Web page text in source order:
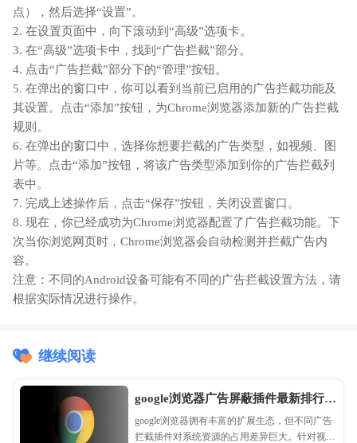
点），然后选择“设置”。
2. 在设置页面中，向下滚动到“高级”选项卡。
3. 在“高级”选项卡中，找到“广告拦截”部分。
4. 点击“广告拦截”部分下的“管理”按钮。
5. 在弹出的窗口中，你可以看到当前已启用的广告拦截功能及
其设置。点击“添加”按钮，为Chrome浏览器添加新的广告拦截
规则。
6. 在弹出的窗口中，选择你想要拦截的广告类型，如视频、图
片等。点击“添加”按钮，将该广告类型添加到你的广告拦截列
表中。
7. 完成上述操作后，点击“保存”按钮，关闭设置窗口。
8. 现在，你已经成功为Chrome浏览器配置了广告拦截功能。下
次当你浏览网页时，Chrome浏览器会自动检测并拦截广告内
容。
注意：不同的Android设备可能有不同的广告拦截设置方法，请
根据实际情况进行操作。
继续阅读
google浏览器广告屏蔽插件最新排行分
google浏览器拥有丰富的扩展生态，但不同广告
拦截插件对系统资源的占用差异巨大。针对视频